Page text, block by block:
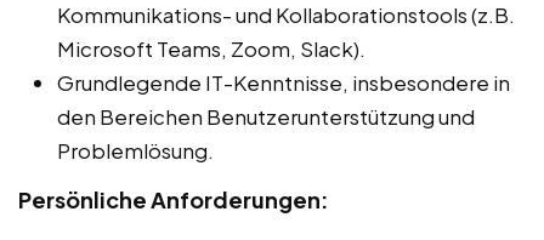
Kommunikations- und Kollaborationstools (z.B.
Microsoft Teams, Zoom, Slack).
Grundlegende IT-Kenntnisse, insbesondere in
den Bereichen Benutzerunterstützung und
Problemlösung.
Persönliche Anforderungen: